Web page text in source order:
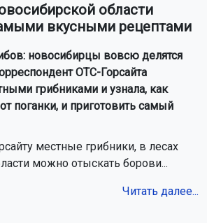
области
вкусными рецептами
новосибирцы вовсю делятся
ОТС-Горсайта
грибниками и узнала, как
поганки, и приготовить самый
местные грибники, в лесах
можно отыскать борови...
Читать далее...